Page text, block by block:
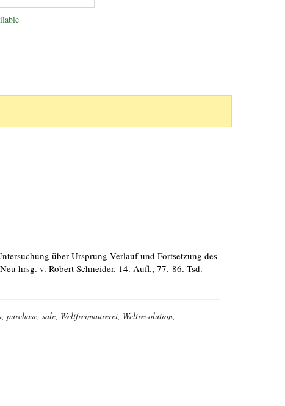
über Ursprung Verlauf und Fortsetzung des
hrsg. v. Robert Schneider. 14. Aufl., 77.-86. Tsd.
sale, Weltfreimaurerei, Weltrevolution,